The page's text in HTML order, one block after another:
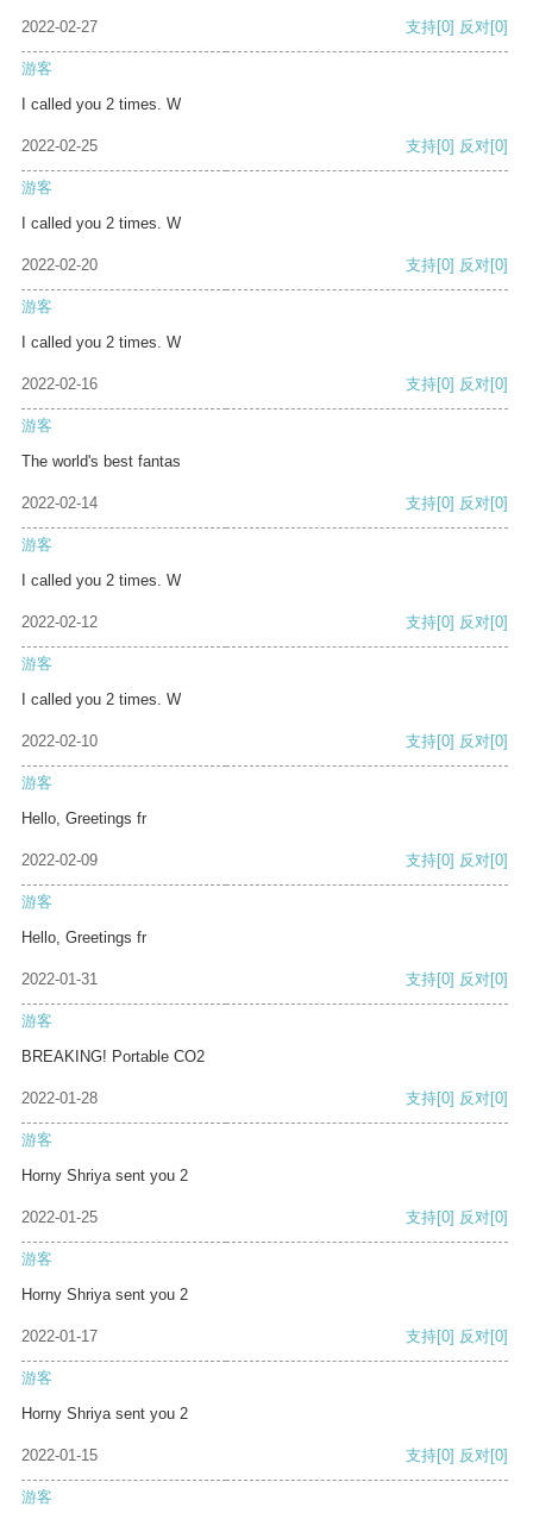
2022-02-27 支持[0] 反对[0]
游客
I called you 2 times. W
2022-02-25 支持[0] 反对[0]
游客
I called you 2 times. W
2022-02-20 支持[0] 反对[0]
游客
I called you 2 times. W
2022-02-16 支持[0] 反对[0]
游客
The world's best fantas
2022-02-14 支持[0] 反对[0]
游客
I called you 2 times. W
2022-02-12 支持[0] 反对[0]
游客
I called you 2 times. W
2022-02-10 支持[0] 反对[0]
游客
Hello, Greetings fr
2022-02-09 支持[0] 反对[0]
游客
Hello, Greetings fr
2022-01-31 支持[0] 反对[0]
游客
BREAKING! Portable CO2
2022-01-28 支持[0] 反对[0]
游客
Horny Shriya sent you 2
2022-01-25 支持[0] 反对[0]
游客
Horny Shriya sent you 2
2022-01-17 支持[0] 反对[0]
游客
Horny Shriya sent you 2
2022-01-15 支持[0] 反对[0]
游客